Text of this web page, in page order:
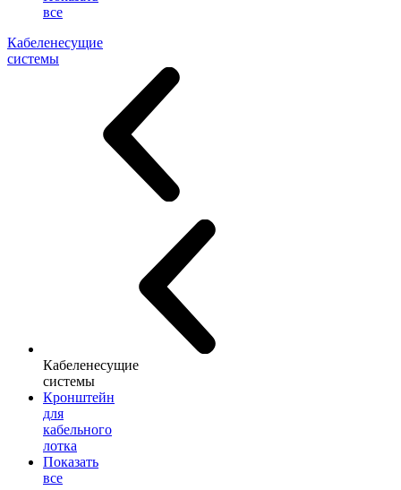
все
Кабеленесущие
системы
Кабеленесущие
системы
Кронштейн
для
кабельного
лотка
Показать
все